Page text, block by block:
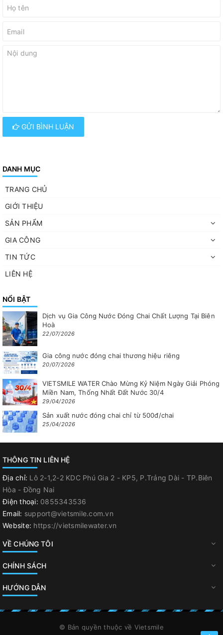
GỬI BÌNH LUẬN
DANH MỤC
TRANG CHỦ
GIỚI THIỆU
SẢN PHẨM
GIA CÔNG
TIN TỨC
LIÊN HỆ
NỔI BẬT
Dịch vụ Gia Công Nước Đóng Chai Chất Lượng Tại Biên
Hoà
22/07/2026
Gia công nước đóng chai thương hiệu riêng
20/07/2026
VIETSMILE WATER Chào Mừng Kỷ Niệm Ngày Giải Phóng
Miền Nam, Thống Nhất Đất Nước 30/4
29/04/2026
Sản xuất nước đóng chai chỉ từ 500đ/chai
25/04/2026
THÔNG TIN LIÊN HỆ
Địa chỉ: Lô 2-1,2-2 KDC Phú Gia 2 - KP5, P.Trảng Dài - TP.Biên
Hòa - Đồng Nai
Điện thoại: 0855343536
Email: support@vietsmile.com.vn
Website: https://vietsmilewater.vn
VỀ CHÚNG TÔI
CHÍNH SÁCH
HƯỚNG DẪN
© Bản quyền thuộc về Vietsmile